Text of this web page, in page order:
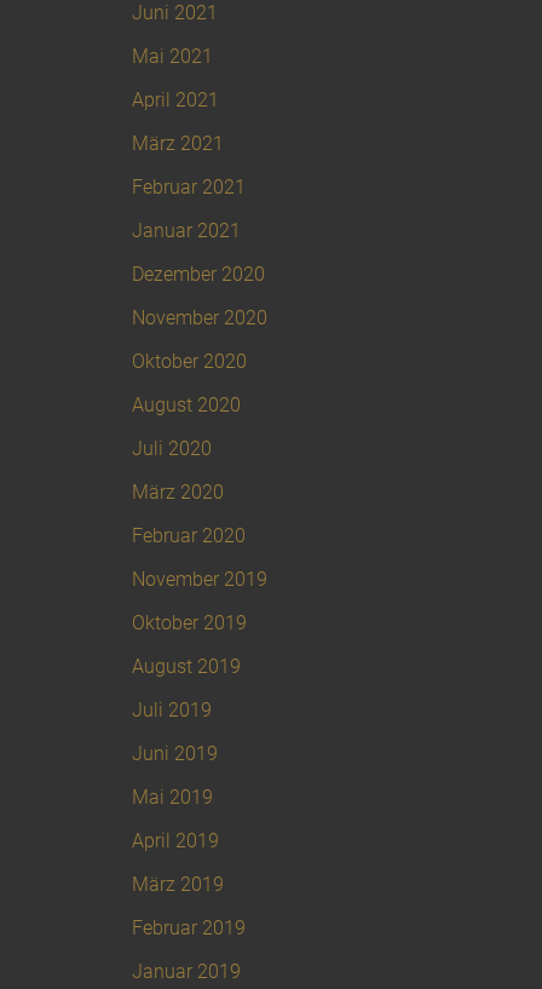
Juni 2021
Mai 2021
April 2021
März 2021
Februar 2021
Januar 2021
Dezember 2020
November 2020
Oktober 2020
August 2020
Juli 2020
März 2020
Februar 2020
November 2019
Oktober 2019
August 2019
Juli 2019
Juni 2019
Mai 2019
April 2019
März 2019
Februar 2019
Januar 2019